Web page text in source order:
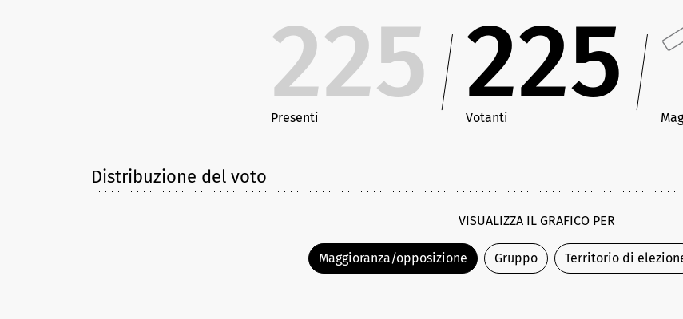
225
Presenti 225
Votanti
Distribuzione del voto
VISUALIZZA IL GRAFICO PER
Maggioranza/opposizione Gruppo Territorio di